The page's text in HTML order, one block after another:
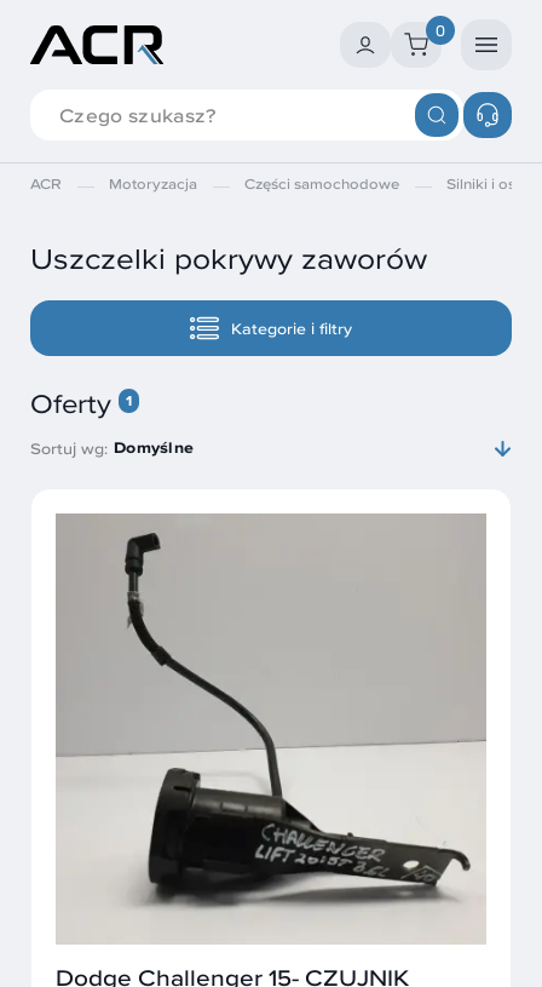
0
ACR Motoryzacja Części samochodowe Silniki i
Uszczelki pokrywy zaworów
Kategorie i filtry
Oferty 1
Sortuj wg: Domyślne
Dodge Challenger 15- CZUJNIK